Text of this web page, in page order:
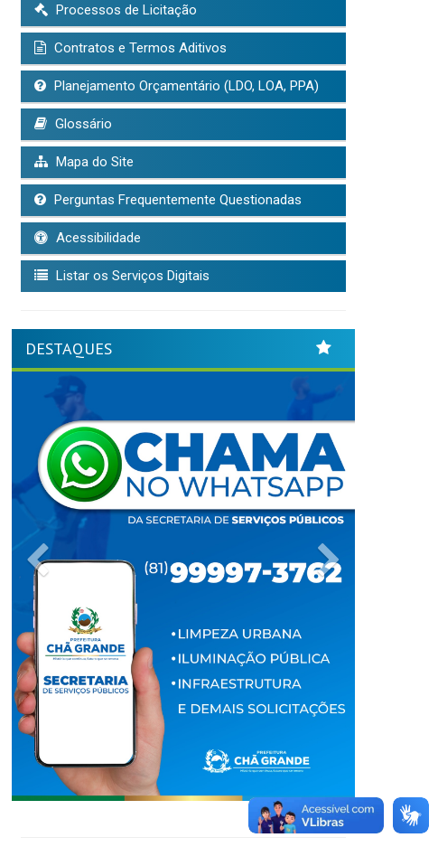
Processos de Licitação
Contratos e Termos Aditivos
Planejamento Orçamentário (LDO, LOA, PPA)
Glossário
Mapa do Site
Perguntas Frequentemente Questionadas
Acessibilidade
Listar os Serviços Digitais
DESTAQUES
Previous